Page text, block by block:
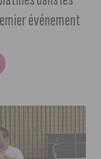
événement